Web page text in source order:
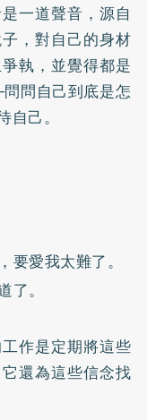
一道聲音，源自
，對自己的身材
執，並覺得都是
問自己到底是怎
己。
要愛我太難了。
。
作是定期將這些
還為這些信念找